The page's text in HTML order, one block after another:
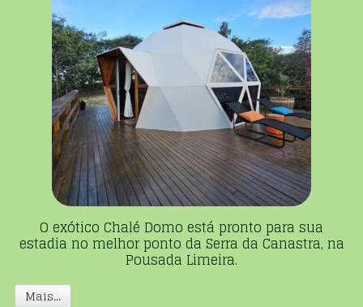
O exótico Chalé Domo está pronto para sua
estadia no melhor ponto da Serra da Canastra, na
Pousada Limeira.
Mais...